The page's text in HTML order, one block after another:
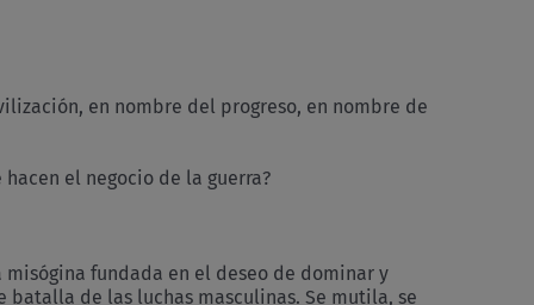
en nombre del progreso, en nombre de
el negocio de la guerra?
fundada en el deseo de dominar y
de las luchas masculinas. Se mutila, se